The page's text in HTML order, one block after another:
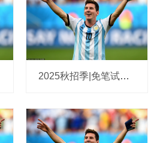
2025秋招季|免笔试直面央国企可以冲啦‼️